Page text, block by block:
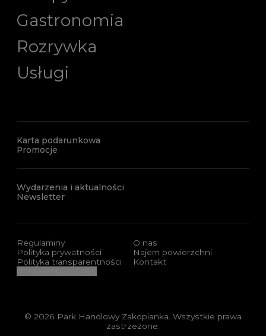
Gastronomia
Rozrywka
Usługi
Karta podarunkowa
Promocje
Wydarzenia i aktualności
Newsletter
Regulaminy
Polityka prywatności
Polityka transparentności
O nas
Najem powierzchni
Kontakt
© 2026 Park Handlowy Zakopianka. Wszystkie prawa
zastrzeżone.